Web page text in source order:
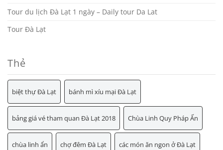
Tour du lịch Đà Lạt 1 ngày – Daily tour Da Lat
Tour Đà Lạt
Thẻ
biệt thự Đà Lạt bánh mì xíu mại Đà Lạt
bảng giá vé tham quan Đà Lạt 2018 Chùa Linh Quy Pháp Ấn
chùa linh ẩn chợ đêm Đà Lạt các món ăn ngon ở Đà Lạt